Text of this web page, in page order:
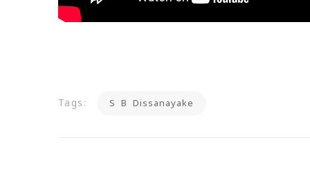
Tags: S B Dissanayake